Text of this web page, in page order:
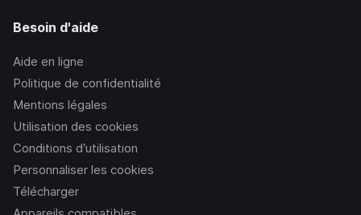
Besoin d'aide
Aide en ligne
Politique de confidentialité
Mentions légales
Utilisation des cookies
Conditions d’utilisation
Personnaliser les cookies
Télécharger